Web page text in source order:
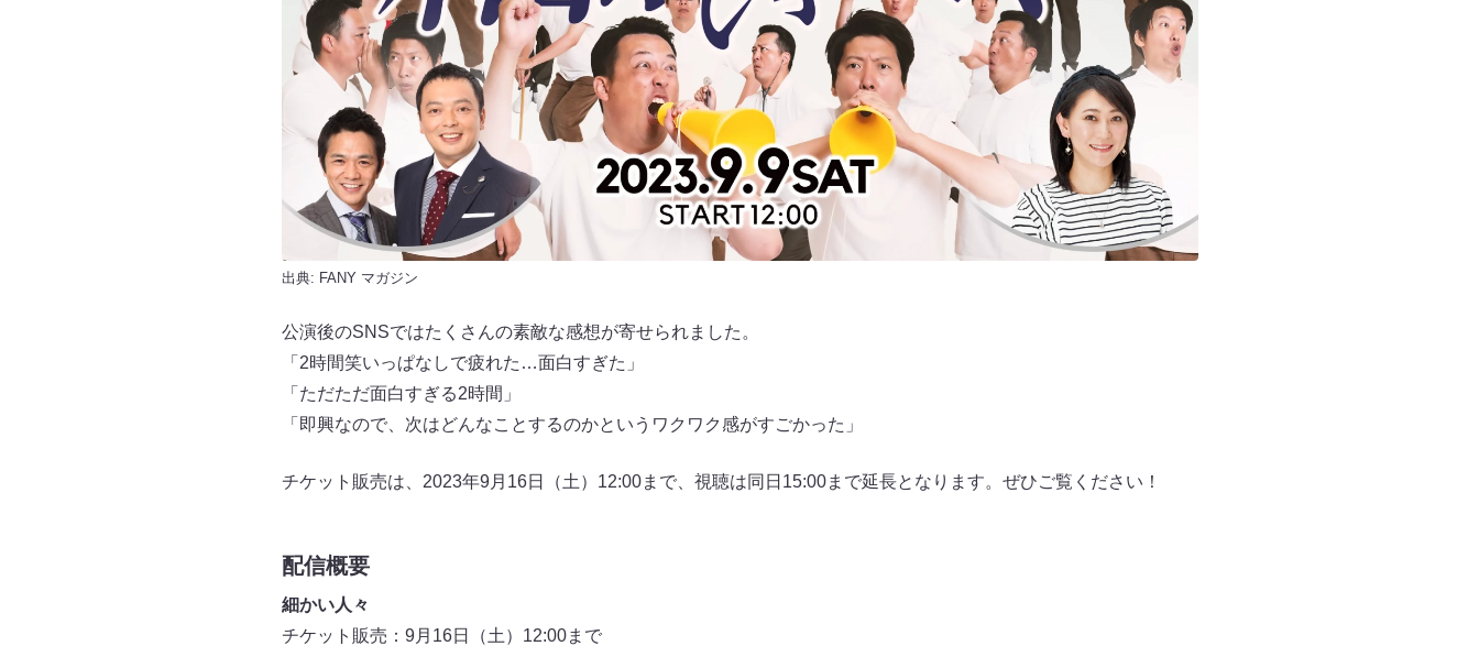
出典: FANY マガジン
公演後のSNSではたくさんの素敵な感想が寄せられました。
「2時間笑いっぱなしで疲れた…面白すぎた」
「ただただ面白すぎる2時間」
「即興なので、次はどんなことするのかというワクワク感がすごかった」
チケット販売は、2023年9月16日（土）12:00まで、視聴は同日15:00まで延長となります。ぜひご覧ください！
配信概要
細かい人々
チケット販売：9月16日（土）12:00まで